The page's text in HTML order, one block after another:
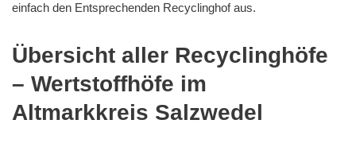
einfach den Entsprechenden Recyclinghof aus.
Übersicht aller Recyclinghöfe
– Wertstoffhöfe im
Altmarkkreis Salzwedel